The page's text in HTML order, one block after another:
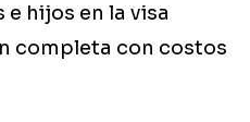
hijos en la visa
completa con costos